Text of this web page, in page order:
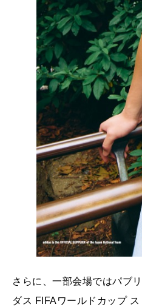
さらに、一部会場ではパブ
ダス FIFAワールドカップ